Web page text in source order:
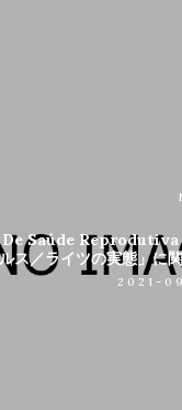
Saúde
ス／ライツの実態」
2021-